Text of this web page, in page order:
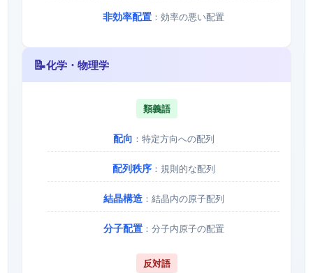
非効率配置 ：効率の悪い配置
📝化学・物理学
類義語
配向 ：特定方向への配列
配列秩序：規則的な配列
結晶構造：結晶内の原子配列
分子配置：分子内原子の配置
反対語